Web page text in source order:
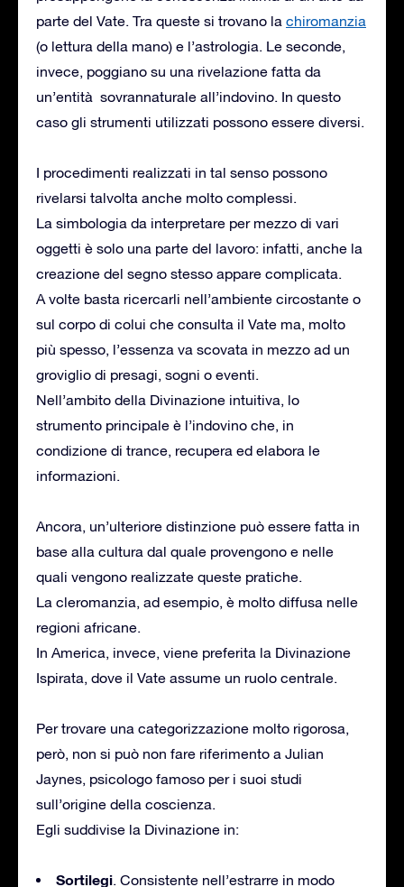
parte del Vate. Tra queste si trovano la chiromanzia
(o lettura della mano) e l’astrologia. Le seconde,
invece, poggiano su una rivelazione fatta da
un’entità sovrannaturale all’indovino. In questo
caso gli strumenti utilizzati possono essere diversi.
I procedimenti realizzati in tal senso possono
rivelarsi talvolta anche molto complessi.
La simbologia da interpretare per mezzo di vari
oggetti è solo una parte del lavoro: infatti, anche la
creazione del segno stesso appare complicata.
A volte basta ricercarli nell’ambiente circostante o
sul corpo di colui che consulta il Vate ma, molto
più spesso, l’essenza va scovata in mezzo ad un
groviglio di presagi, sogni o eventi.
Nell’ambito della Divinazione intuitiva, lo
strumento principale è l’indovino che, in
condizione di trance, recupera ed elabora le
informazioni.
Ancora, un’ulteriore distinzione può essere fatta in
base alla cultura dal quale provengono e nelle
quali vengono realizzate queste pratiche.
La cleromanzia, ad esempio, è molto diffusa nelle
regioni africane.
In America, invece, viene preferita la Divinazione
Ispirata, dove il Vate assume un ruolo centrale.
Per trovare una categorizzazione molto rigorosa,
però, non si può non fare riferimento a Julian
Jaynes, psicologo famoso per i suoi studi
sull’origine della coscienza.
Egli suddivise la Divinazione in:
Sortilegi. Consistente nell’estrarre in modo